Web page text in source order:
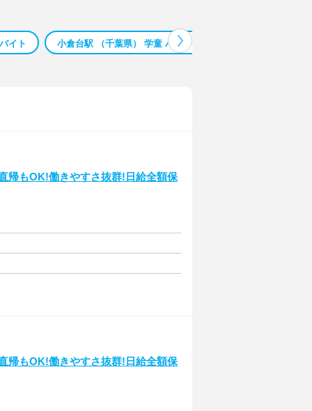
イト 小倉台駅 （千葉県） 学童 バイト
帰もOK!働きやすさ抜群!日給全額保
帰もOK!働きやすさ抜群!日給全額保